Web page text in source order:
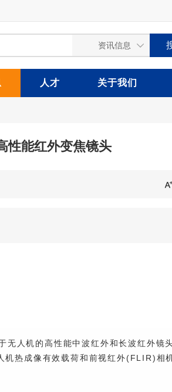
人才 关于我们
性能红外变焦镜头
机的高性能中波红外和长波红外镜
机热成像有效载荷和前视红外(FLIR)相